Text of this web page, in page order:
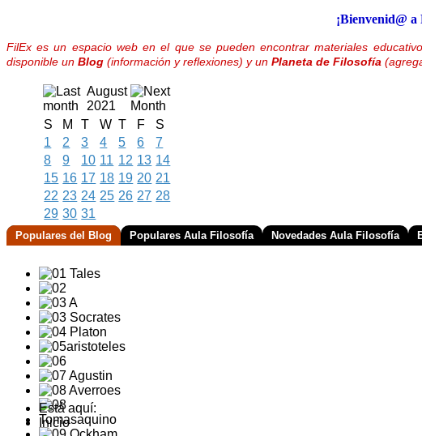
¡Bienvenid@
FilEx es un espacio web en el que se pueden encontrar materiales
disponible un Blog (información y reflexiones) y un Planeta de Filosofía
August
2021
S
M T W T F
S
1
2 3 4 5 6
7
8
9 10 11 12 13 14
15 16 17 18 19 20 21
22 23 24 25 26 27 28
29 30 31
Populares del Blog Populares Aula Filosofía Novedades Aula Filosofía
Está aquí:
Inicio